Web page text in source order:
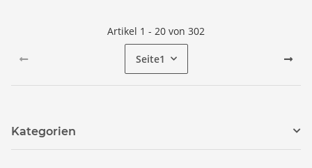
Artikel 1 - 20 von 302
Seite1
Kategorien